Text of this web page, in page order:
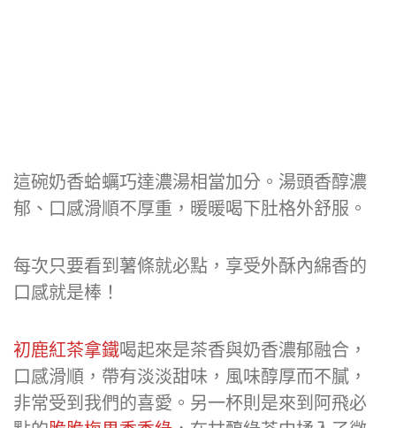
這碗奶香蛤蠣巧達濃湯相當加分。湯頭香醇濃
郁、口感滑順不厚重，暖暖喝下肚格外舒服。
每次只要看到薯條就必點，享受外酥內綿香的
口感就是棒！
初鹿紅茶拿鐵喝起來是茶香與奶香濃郁融合，
口感滑順，帶有淡淡甜味，風味醇厚而不膩，
非常受到我們的喜愛。另一杯則是來到阿飛必